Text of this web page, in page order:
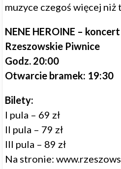
muzyce czegoś więcej
NENE HEROINE –
Rzeszowskie Piwnice
Godz. 20:00
Otwarcie bramek: 19:30
Bilety:
I pula – 69 zł
II pula – 79 zł
III pula – 89 zł
Na stronie: